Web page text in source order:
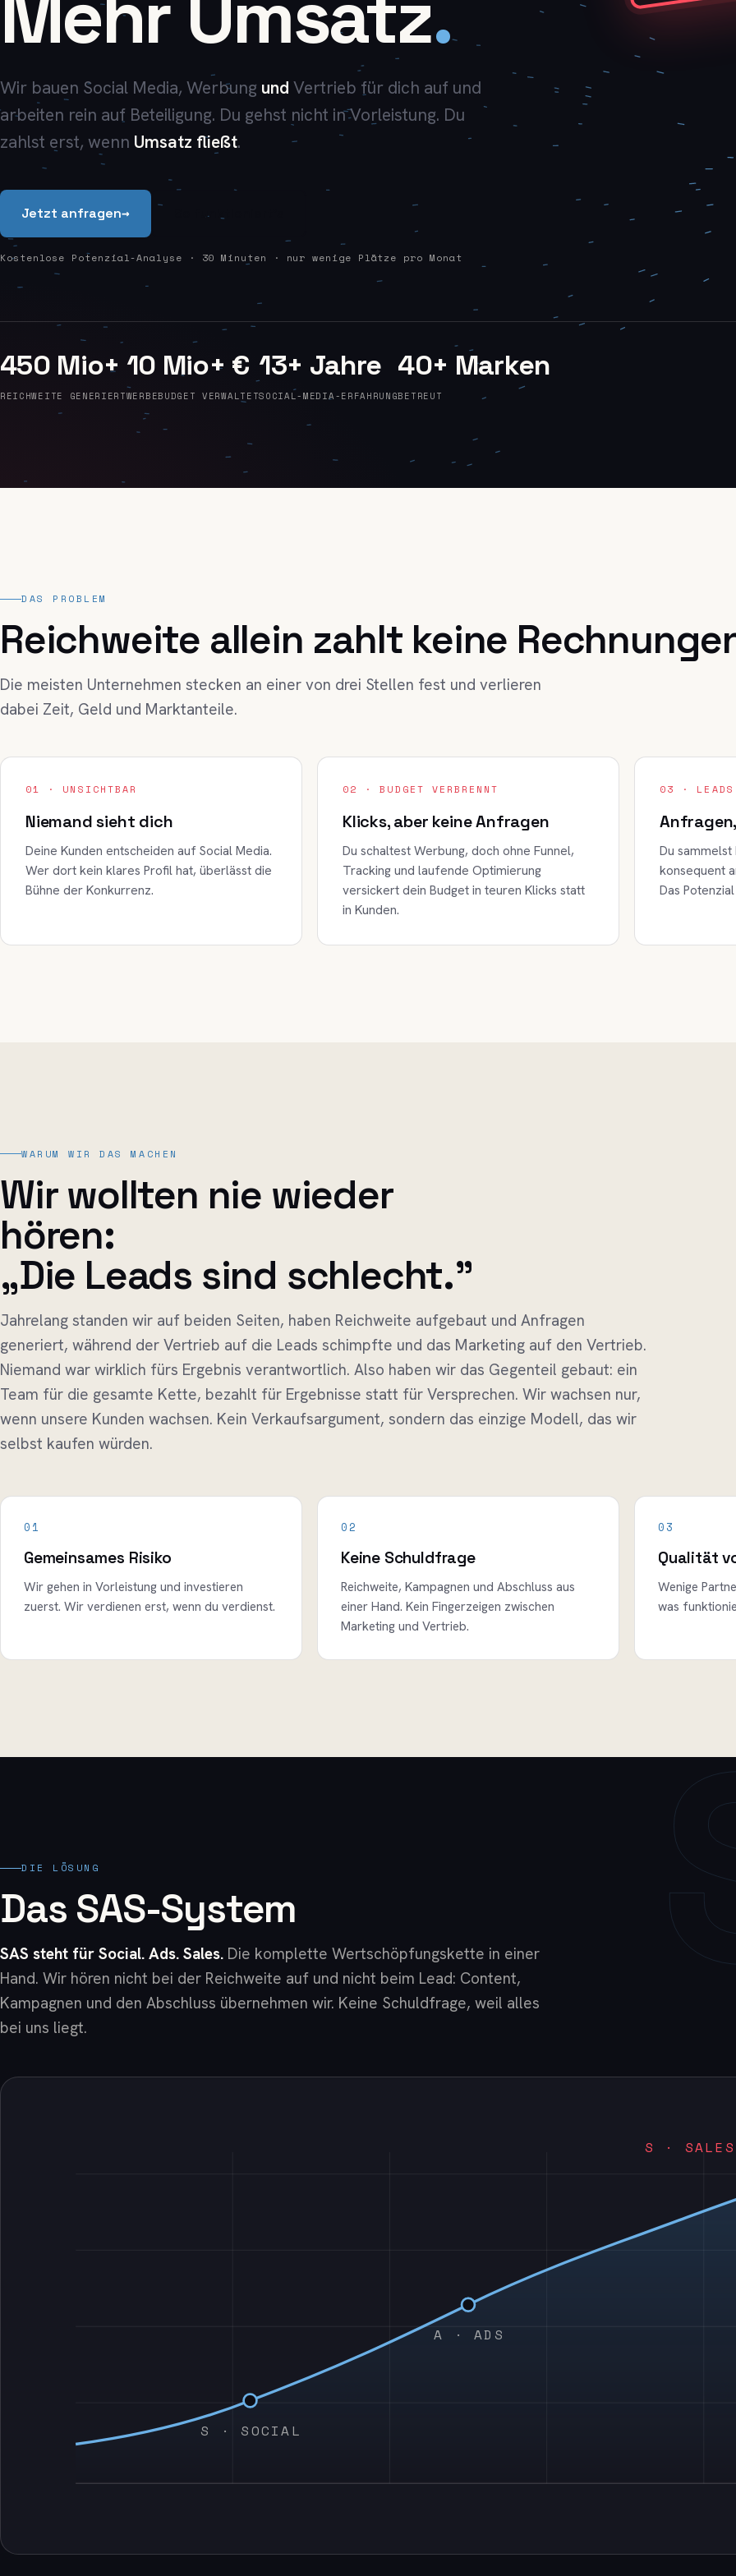
Wir bauen Social Media, Werbung und Vertrieb für dich auf und
arbeiten rein auf Beteiligung. Du gehst nicht in Vorleistung. Du
zahlst erst, wenn Umsatz fließt.
Jetzt anfragen→ So funktioniert's
Kostenlose Potenzial-Analyse · 30 Minuten · nur wenige Plätze pro Monat
450Mio+
REICHWEITE GENERIERT
10 Mio+ €
WERBEBUDGET VERWALTET
13+ Jahre
SOCIAL-MEDIA-ERFAHRUNG
40+ Marken
BETREUT
DAS PROBLEM
Reichweite allein zahlt keine
Die meisten Unternehmen stecken an einer von drei Stellen fest und verlieren
dabei Zeit, Geld und Marktanteile.
01 · UNSICHTBAR
Niemand sieht dich
Deine Kunden entscheiden auf Social Media.
Wer dort kein klares Profil hat, überlässt die
Bühne der Konkurrenz.
02 · BUDGET VERBRENNT
Klicks, aber keine Anfragen
Du schaltest Werbung, doch ohne Funnel,
Tracking und laufende Optimierung
versickert dein Budget in teuren Klicks statt
in Kunden.
03 · LEADS
Du
konsequent
Das
WARUM WIR DAS MACHEN
Wir wollten nie wieder
hören:
„Die Leads sind schlecht."
Jahrelang standen wir auf beiden Seiten, haben Reichweite aufgebaut und Anfragen
generiert, während der Vertrieb auf die Leads schimpfte und das Marketing auf den Vertrieb.
Niemand war wirklich fürs Ergebnis verantwortlich. Also haben wir das Gegenteil gebaut: ein
Team für die gesamte Kette, bezahlt für Ergebnisse statt für Versprechen. Wir wachsen nur,
wenn unsere Kunden wachsen. Kein Verkaufsargument, sondern das einzige Modell, das wir
selbst kaufen würden.
01
Gemeinsames Risiko
Wir gehen in Vorleistung und investieren
zuerst. Wir verdienen erst, wenn du verdienst.
02
Keine Schuldfrage
Reichweite, Kampagnen und Abschluss aus
einer Hand. Kein Fingerzeigen zwischen
Marketing und Vertrieb.
03
Qualität
Wenige
was
DIE LÖSUNG
Das SAS-System
SAS steht für Social. Ads. Sales. Die komplette Wertschöpfungskette in einer
Hand. Wir hören nicht bei der Reichweite auf und nicht beim Lead: Content,
Kampagnen und den Abschluss übernehmen wir. Keine Schuldfrage, weil alles
bei uns liegt.
S · SOCIAL
A · ADS
S ·